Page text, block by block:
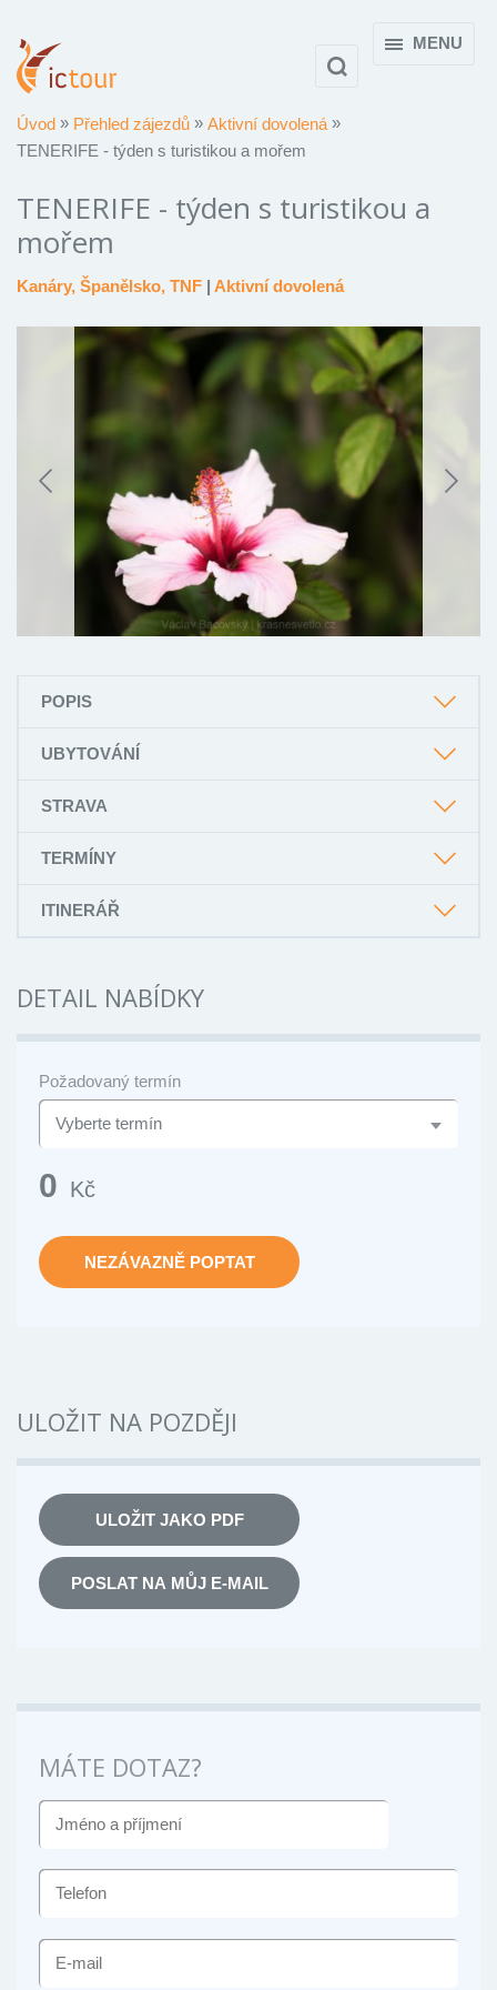
MENU
Úvod Přehled zájezdů
Aktivní dovolená
TENERIFE - týden s turistikou a mořem
TENERIFE - týden s turistikou a
mořem
Kanáry, Španělsko, TNF | Aktivní dovolená
POPIS
UBYTOVÁNÍ
STRAVA
TERMÍNY
ITINERÁŘ
DETAIL NABÍDKY
Požadovaný termín
0 Kč
NEZÁVAZNĚ POPTAT
ULOŽIT NA POZDĚJI
ULOŽIT JAKO PDF
POSLAT NA MŮJ E-MAIL
MÁTE DOTAZ?
JMÉNO
TELEFON
E-
MAIL